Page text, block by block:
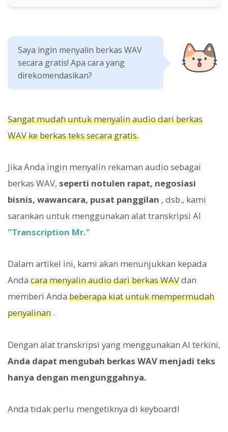
Saya ingin menyalin berkas WAV
secara gratis! Apa cara yang
direkomendasikan?
Sangat mudah untuk menyalin audio dari berkas
WAV ke berkas teks secara gratis.
Jika Anda ingin menyalin rekaman audio sebagai
berkas WAV, seperti notulen rapat, negosiasi
bisnis, wawancara, pusat panggilan , dsb., kami
sarankan untuk menggunakan alat transkripsi AI
"Transcription Mr."
Dalam artikel ini, kami akan menunjukkan kepada
Anda cara menyalin audio dari berkas WAVdan
memberi Anda beberapa kiat untuk mempermudah
penyalinan .
Dengan alat transkripsi yang menggunakan AI terkini,
Anda dapat mengubah berkas WAV menjadi teks
hanya dengan mengunggahnya.
Anda tidak perlu mengetiknya di keyboard!